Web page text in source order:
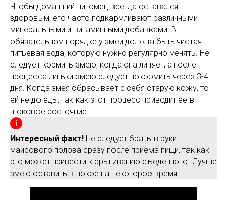
Чтобы домашний питомец всегда оставался
здоровым, его часто подкармливают различными
минеральными и витаминными добавками. В
обязательном порядке у змеи должна быть чистая
питьевая вода, которую нужно регулярно менять. Не
следует кормить змею, когда она линяет, а после
процесса линьки змею следует покормить через 3-4
дня. Когда змея сбрасывает с себя старую кожу, то
ей не до еды, так как этот процесс приводит ее в
шоковое состояние.
Интересный факт! Не следует брать в руки
маисового полоза сразу после приема пищи, так как
это может привести к срыгиванию съеденного. Лучше
змею оставить в покое на некоторое время.